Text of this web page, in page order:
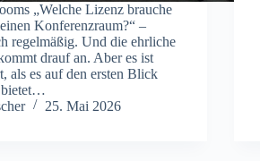
„Welche Lizenz brauche
Konferenzraum?“ –
regelmäßig. Und die ehrliche
drauf an. Aber es ist
als es auf den ersten Blick
bietet…
25. Mai 2026